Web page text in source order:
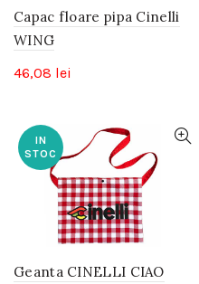
Capac floare pipa Cinelli
WING
46,08 lei
IN
STOC
Geanta CINELLI CIAO